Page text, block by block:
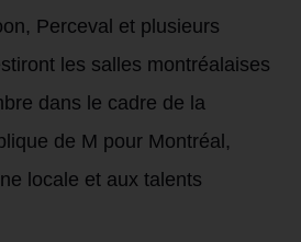
Perceval et plusieurs
les salles montréalaises
dans le cadre de la
de M pour Montréal,
locale et aux talents